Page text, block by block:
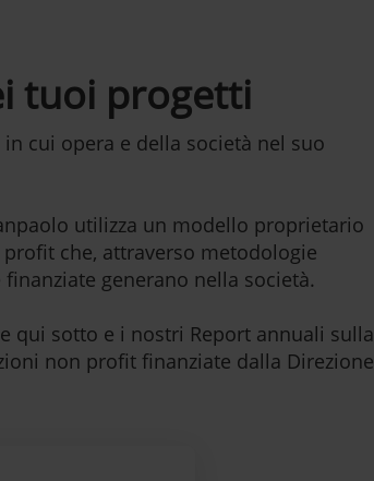
tuoi progetti
cui opera e della società nel suo
utilizza un modello proprietario
che, attraverso metodologie
generano nella società.
qui sotto e i nostri Report annuali sulla
non profit finanziate dalla Direzione